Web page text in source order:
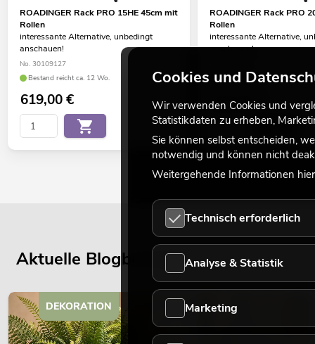
ROADINGER Rack PRO 15HE 45cm mit
Rollen
interessante Alternative, unbedingt
anschauen!
No. 30109127
Bestand reicht ca. 12 Wo.
619,00€
ROADINGER Rack PRO
Rollen
interessante Alternative,
anschauen!
Bestand reicht ca. 12 Wo.
679,00€
Aktuelle Blogbeiträge
DEKORATION
Cookies und
Wir verwenden Cookies und
Statistikdaten zu erheben,
Sie können selbst entscheiden,
notwendig und können nicht
Weitergehende Informationen
Technisch erforderlich
Analyse & Statistik
Marketing